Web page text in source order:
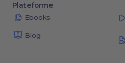
Plateforme
Ebooks
Blog